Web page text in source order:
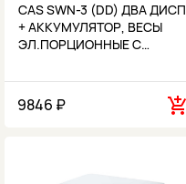
CAS SWN-3 (DD) ДВА ДИСП
+ АККУМУЛЯТОР, ВЕСЫ
ЭЛ.ПОРЦИОННЫЕ C…
9846 ₽